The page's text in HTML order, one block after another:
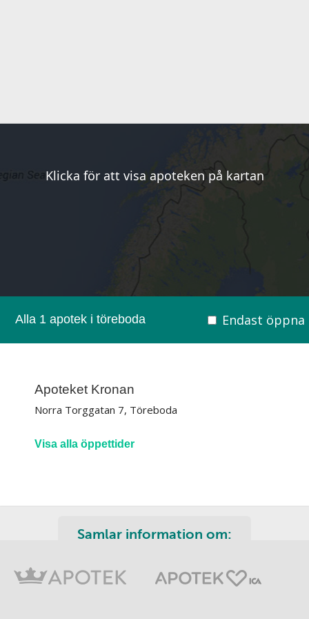
Klicka för att visa apoteken på kartan
Alla 1 apotek i töreboda Endast
Apoteket Kronan
Norra Torggatan 7, Töreboda
Visa alla öppettider
Samlar information om: